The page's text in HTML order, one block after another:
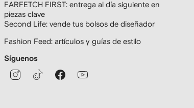
FARFETCH FIRST: entrega al día siguiente en
piezas clave
Second Life: vende tus bolsos de diseñador
Fashion Feed: artículos y guías de estilo
Síguenos